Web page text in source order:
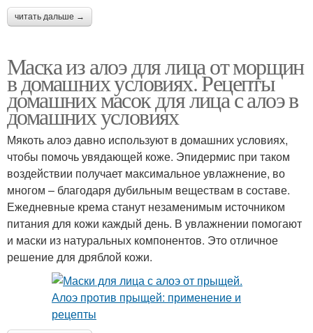
читать дальше →
Маска из алоэ для лица от морщин
в домашних условиях. Рецепты
домашних масок для лица с алоэ в
домашних условиях
Мякоть алоэ давно используют в домашних условиях,
чтобы помочь увядающей коже. Эпидермис при таком
воздействии получает максимальное увлажнение, во
многом – благодаря дубильным веществам в составе.
Ежедневные крема станут незаменимым источником
питания для кожи каждый день. В увлажнении помогают
и маски из натуральных компонентов. Это отличное
решение для дряблой кожи.